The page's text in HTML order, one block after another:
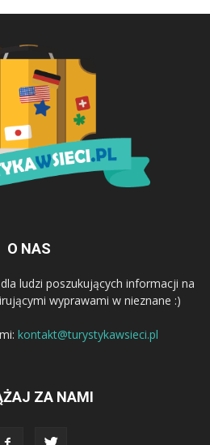
O NAS
ludzi poszukujących informacji na
wyprawami w nieznane :)
kontakt@turystykawsieci.pl
ZA NAMI